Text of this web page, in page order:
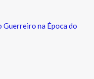
Guerreiro na Época do